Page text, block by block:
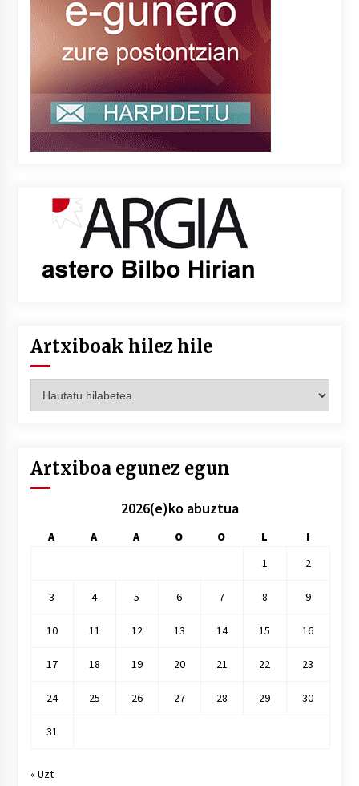
Artxiboak hilez hile
hilez
Artxiboa egunez egun
2026(e)ko abuztua
A A A O O L
I
1
2
3 4 5 6 7 8 9
10 11 12 13 14 15 16
17 18 19 20 21 22 23
24 25 26 27 28 29 30
31
« Uzt